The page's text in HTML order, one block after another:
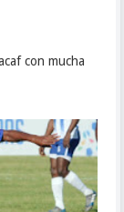
con mucha